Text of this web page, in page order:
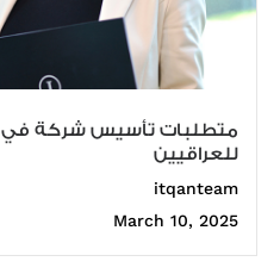
متطلبات تأسيس شركة في
للعراقيين
itqanteam
March 10, 2025